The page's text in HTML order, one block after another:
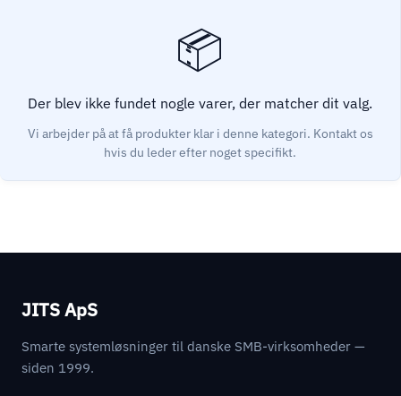
Der blev ikke fundet nogle varer, der matcher dit valg.
JITS ApS
Smarte systemløsninger til danske SMB-virksomheder —
siden 1999.